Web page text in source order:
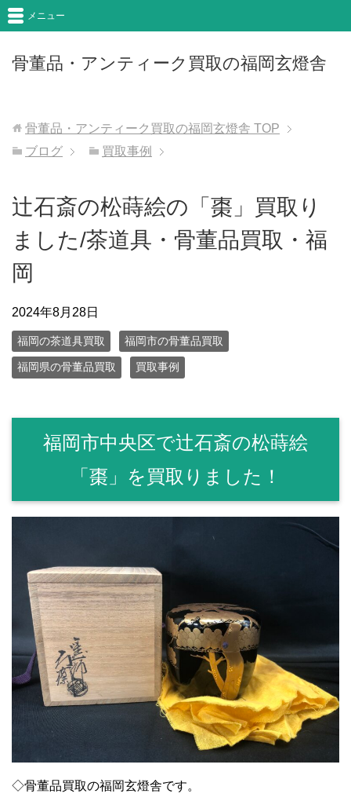
骨董品・アンティーク買取の福岡玄燈舎
メニュー
骨董品・アンティーク買取の福岡玄燈舎 TOP
ブログ
買取事例
辻石斎の松蒔絵の「棗」買取り
ました/茶道具・骨董品買取・福
岡
2024年8月28日
福岡の茶道具買取 福岡市の骨董品買取
福岡県の骨董品買取 買取事例
福岡市中央区で辻石斎の松蒔絵
「棗」を買取りました！
◇骨董品買取の福岡玄燈舎です。